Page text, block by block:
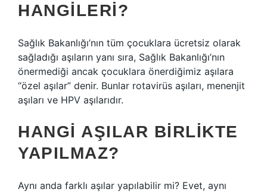
HANGILERI?
Sağlık Bakanlığı’nın tüm çocuklara ücretsiz olarak
sağladığı aşıların yanı sıra, Sağlık Bakanlığı’nın
önermediği ancak çocuklara önerdiğimiz aşılara
“özel aşılar” denir. Bunlar rotavirüs aşıları, menenjit
aşıları ve HPV aşılarıdır.
HANGI AŞILAR BIRLIKTE
YAPILMAZ?
Aynı anda farklı aşılar yapılabilir mi? Evet, aynı